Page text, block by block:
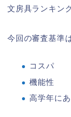
文房具ランキン
今回の審査基準
コスパ
機能性
高学年に